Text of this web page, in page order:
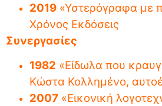
2019 «Υστερόγραφα με
Χρόνος Εκδόσεις
Συνεργασίες
1982 «Είδωλα που
Κώστα Κολλημένο,
2007 «Εικονική